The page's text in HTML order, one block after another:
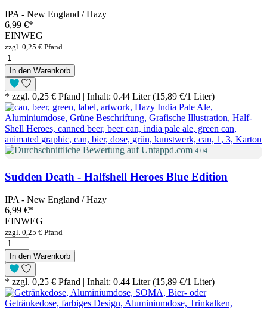
IPA - New England / Hazy
6,99 €*
EINWEG
zzgl. 0,25 € Pfand
In den Warenkorb
* zzgl. 0,25 € Pfand | Inhalt: 0.44 Liter (15,89 €/1 Liter)
4.04
Sudden Death - Halfshell Heroes Blue Edition
IPA - New England / Hazy
6,99 €*
EINWEG
zzgl. 0,25 € Pfand
In den Warenkorb
* zzgl. 0,25 € Pfand | Inhalt: 0.44 Liter (15,89 €/1 Liter)